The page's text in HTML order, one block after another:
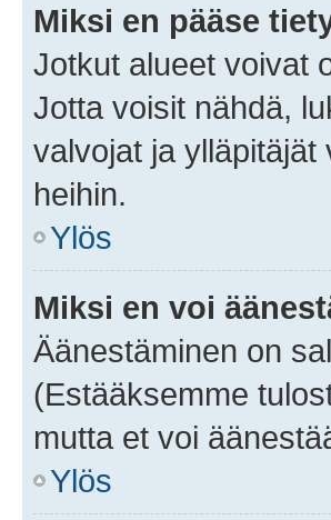
Miksi en pääse
Jotkut alueet voivat
Jotta voisit nähdä,
valvojat ja
heihin.
Ylös
Miksi en voi
Äänestäminen on
(Estääksemme
mutta et voi
Ylös